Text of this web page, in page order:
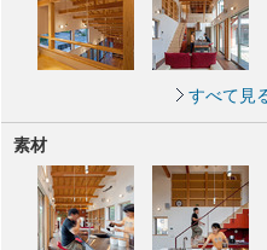
すべて見
素材